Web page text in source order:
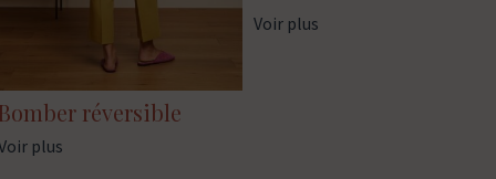
réversible
plus
Voir plus